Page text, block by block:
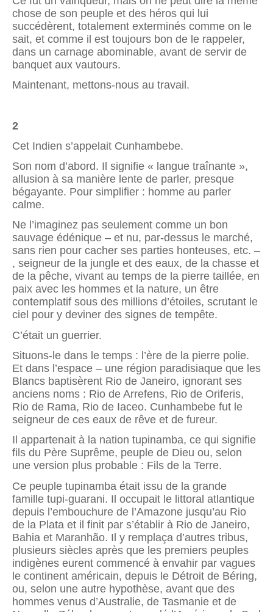
chose de son peuple et des héros qui lui
succédèrent, totalement exterminés comme on le
sait, et comme il est toujours bon de le rappeler,
dans un carnage abominable, avant de servir de
banquet aux vautours.
Maintenant, mettons-nous au travail.
2
Cet Indien s’appelait Cunhambebe.
Son nom d’abord. Il signifie « langue traînante »,
allusion à sa manière lente de parler, presque
bégayante. Pour simplifier : homme au parler
calme.
Ne l’imaginez pas seulement comme un bon
sauvage édénique – et nu, par-dessus le marché,
sans rien pour cacher ses parties honteuses, etc. –
, seigneur de la jungle et des eaux, de la chasse et
de la pêche, vivant au temps de la pierre taillée, en
paix avec les hommes et la nature, un être
contemplatif sous des millions d’étoiles, scrutant le
ciel pour y deviner des signes de tempête.
C’était un guerrier.
Situons-le dans le temps : l’ère de la pierre polie.
Et dans l’espace – une région paradisiaque que les
Blancs baptisèrent Rio de Janeiro, ignorant ses
anciens noms : Rio de Arrefens, Rio de Oriferis,
Rio de Rama, Rio de Iaceo. Cunhambebe fut le
seigneur de ces eaux de rêve et de fureur.
Il appartenait à la nation tupinamba, ce qui signifie
fils du Père Suprême, peuple de Dieu ou, selon
une version plus probable : Fils de la Terre.
Ce peuple tupinamba était issu de la grande
famille tupi-guarani. Il occupait le littoral atlantique
depuis l’embouchure de l’Amazone jusqu’au Rio
de la Plata et il finit par s’établir à Rio de Janeiro,
Bahia et Maranhão. Il y remplaça d’autres tribus,
plusieurs siècles après que les premiers peuples
indigènes eurent commencé à envahir par vagues
le continent américain, depuis le Détroit de Béring,
ou, selon une autre hypothèse, avant que des
hommes venus d’Australie, de Tasmanie et de